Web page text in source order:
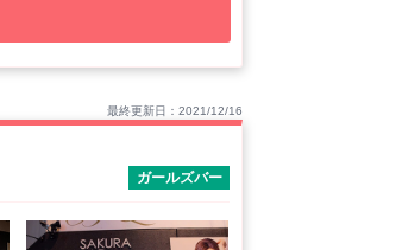
最終更新日：2021/12/16
ガールズバー